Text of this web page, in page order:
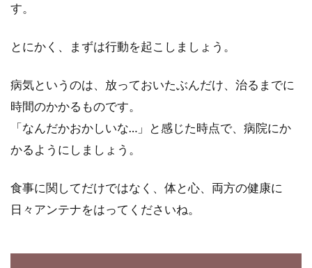
す。
とにかく、まずは行動を起こしましょう。
病気というのは、放っておいたぶんだけ、治るまでに
時間のかかるものです。
「なんだかおかしいな…」と感じた時点で、病院にか
かるようにしましょう。
食事に関してだけではなく、体と心、両方の健康に
日々アンテナをはってくださいね。